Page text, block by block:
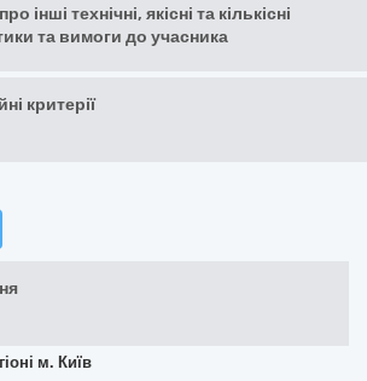
інші технічні, якісні та кількісні
та вимоги до учасника
критерії
м. Київ